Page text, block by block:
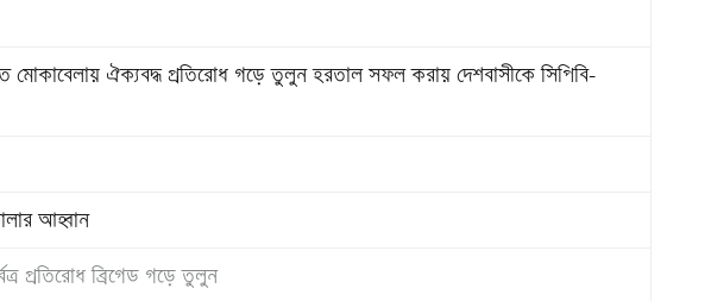
মোকাবেলায় ঐক্যবদ্ধ প্রতিরোধ গড়ে তুলুন হরতাল সফল করায় দেশবাসীকে সিপিবি-
আহ্বান
প্রতিরোধ ব্রিগেড গড়ে তুলুন